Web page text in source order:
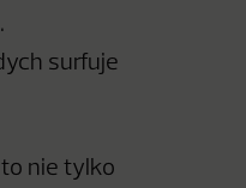
surfuje
nie tylko